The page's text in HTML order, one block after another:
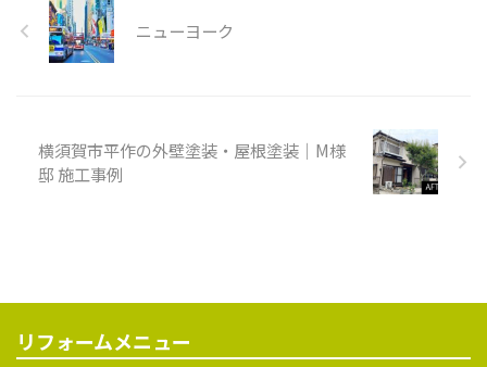
種類：日本ペイント塗料名：
パーフェクトトップ屋根塗料種
類：日本ペイント塗料名：パ
マー塗布 充填 ヘラ押さえ クラ
ック補修 クラック補修 タスペ
ア上塗り 外壁下塗り ...
ニューヨーク
横須賀市平作の外壁塗装・屋根塗装｜M様
邸 施工事例
リフォームメニュー